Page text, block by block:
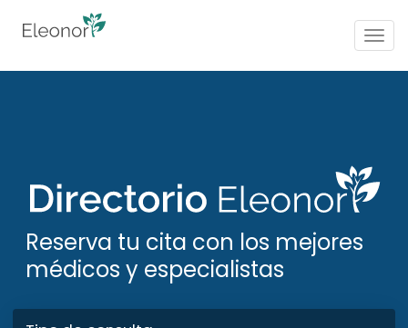
Reserva tu cita con los mejores
médicos y especialistas